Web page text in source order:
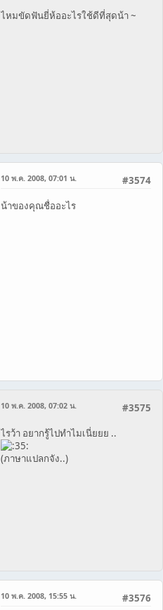
ไหมขัดฟันยี่ห้ออะไรใช้ดีที่สุดน้า ~
#3574
10 พ.ค. 2008, 07:01 น.
น้าของคุณชื่ออะไร
#3575
10 พ.ค. 2008, 07:02 น.
ไรว้า อยากรู้ไปทำไมเนี่ยยย ..
(ภาษาแปลกจัง..)
#3576
10 พ.ค. 2008, 15:55 น.